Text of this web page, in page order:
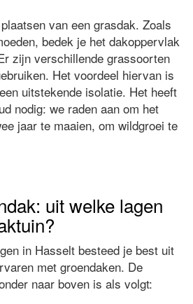
van een grasdak. Zoals
bedek je het dakoppervlak
zijn verschillende grassoorten
Het voordeel hiervan is
uitstekende isolatie. Het heeft
nodig: we raden aan om het
jaar te maaien, om wildgroei te
uit welke lagen
in Hasselt besteed je best uit
met groendaken. De
naar boven is als volgt: